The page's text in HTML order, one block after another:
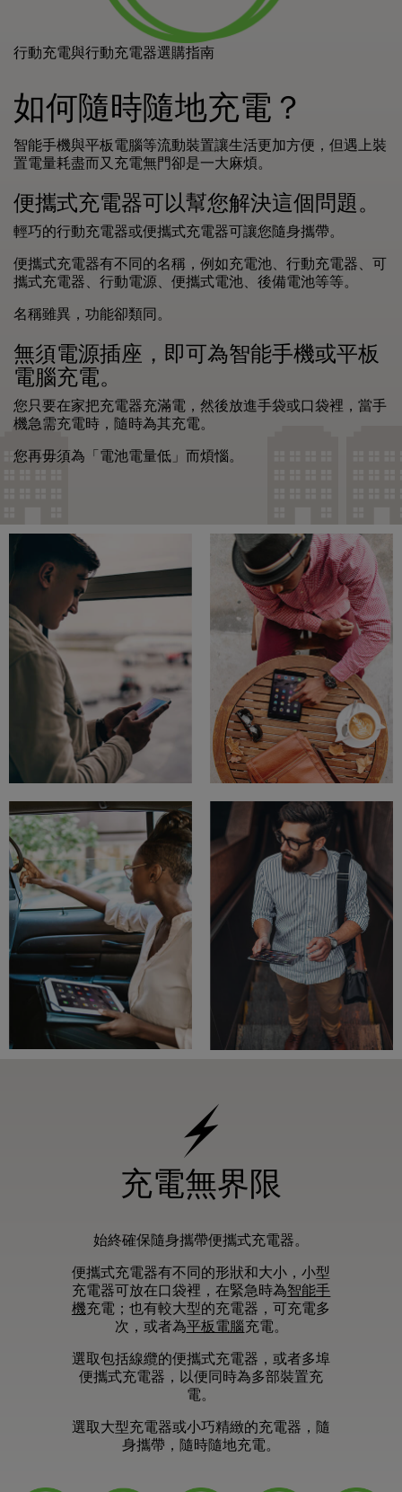
行動充電與行動充電器選購指南
如何隨時隨地充電？
智能手機與平板電腦等流動裝置讓生活更加方便，但遇上裝
置電量耗盡而又充電無門卻是一大麻煩。
便攜式充電器可以幫您解決這個問題。
輕巧的行動充電器或便攜式充電器可讓您隨身攜帶。
便攜式充電器有不同的名稱，例如充電池、行動充電器、可
攜式充電器、行動電源、便攜式電池、後備電池等等。
名稱雖異，功能卻類同。
無須電源插座，即可為智能手機或平板
電腦充電。
您只要在家把充電器充滿電，然後放進手袋或口袋裡，當手
機急需充電時，隨時為其充電。
您再毋須為「電池電量低」而煩惱。
充電無界限
始終確保隨身攜帶便攜式充電器。
便攜式充電器有不同的形狀和大小，小型
充電器可放在口袋裡，在緊急時為智能手
機充電；也有較大型的充電器，可充電多
次，或者為平板電腦充電。
選取包括線纜的便攜式充電器，或者多埠
便攜式充電器，以便同時為多部裝置充
電。
選取大型充電器或小巧精緻的充電器，隨
身攜帶，隨時隨地充電。